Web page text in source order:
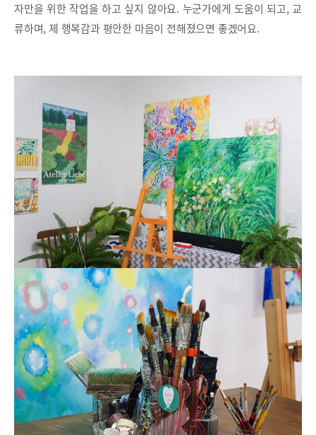
자만을 위한 작업을 하고 싶지 않아요. 누군가에게 도움이 되고, 교
류하며, 제 행복감과 평안한 마음이 전해졌으면 좋겠어요.